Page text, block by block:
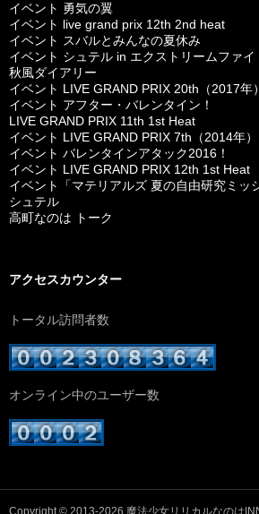
イベント 勇気の翼
イベント live grand prix 12th 2nd heat
イベント スバルとみんなの夏休み
イベント シュテル in エクストリームファイ
秋風ダイアリー
イベント LIVE GRAND PRIX 20th（2017年）
イベント アフター・バレンタイン！
LIVE GRAND PRIX 11th 1st Heat
イベント LIVE GRAND PRIX 7th（2014年）
イベント バレンタインアタック2016！
イベント LIVE GRAND PRIX 12th 1st Heat
イベント「マテリアルズ 夏の自由研究ミッ
シュテル
高町なのは トーク
アクセスカウンター
トータル訪問者数
オンライン中のユーザー数
Copyright © 2013-2026 魔法少女リリカルなのは